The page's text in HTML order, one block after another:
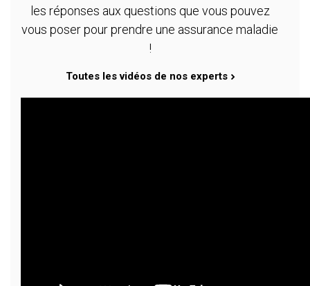
les réponses aux questions que vous pouvez
vous poser pour prendre une assurance maladie
!
Toutes les vidéos de nos experts